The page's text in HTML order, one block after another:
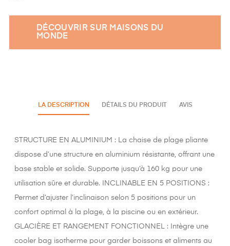
DÉCOUVRIR SUR MAISONS DU
MONDE
LA DESCRIPTION DÉTAILS DU PRODUIT AVIS
STRUCTURE EN ALUMINIUM : La chaise de plage pliante
dispose d’une structure en aluminium résistante, offrant une
base stable et solide. Supporte jusqu’à 160 kg pour une
utilisation sûre et durable. INCLINABLE EN 5 POSITIONS :
Permet d’ajuster l’inclinaison selon 5 positions pour un
confort optimal à la plage, à la piscine ou en extérieur.
GLACIÈRE ET RANGEMENT FONCTIONNEL : Intègre une
cooler bag isotherme pour garder boissons et aliments au